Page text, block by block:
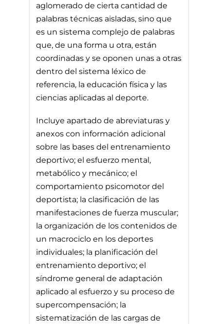
aglomerado de cierta cantidad de
palabras técnicas aisladas, sino que
es un sistema complejo de palabras
que, de una forma u otra, están
coordinadas y se oponen unas a otras
dentro del sistema léxico de
referencia, la educación física y las
ciencias aplicadas al deporte.
Incluye apartado de abreviaturas y
anexos con información adicional
sobre las bases del entrenamiento
deportivo; el esfuerzo mental,
metabólico y mecánico; el
comportamiento psicomotor del
deportista; la clasificación de las
manifestaciones de fuerza muscular;
la organización de los contenidos de
un macrociclo en los deportes
individuales; la planificación del
entrenamiento deportivo; el
síndrome general de adaptación
aplicado al esfuerzo y su proceso de
supercompensación; la
sistematización de las cargas de